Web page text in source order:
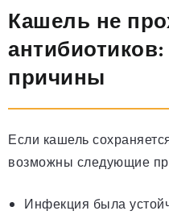
Кашель не
причины
Если кашель
возможны следующие
Инфекция была